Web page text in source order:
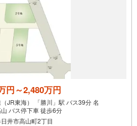
円～2,480万円
JR東海） 「勝川」駅 バス39分 名
バス停下車 徒歩6分
井市高山町2丁目